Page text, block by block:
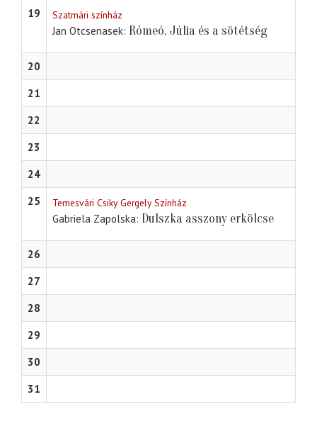
19
Szatmári színház
Jan Otcsenasek Rómeó, Júlia és a sötétség
20
21
22
23
24
25
Temesvári Csiky Gergely Színház
Gabriela Zapolska Dulszka asszony erkölcse
26
27
28
29
30
31